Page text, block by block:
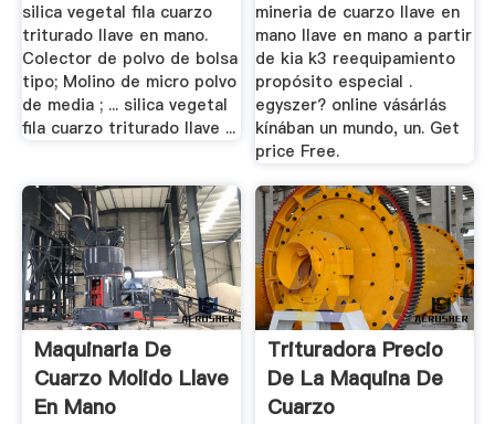
silica vegetal fila cuarzo
triturado llave en mano.
Colector de polvo de bolsa
tipo; Molino de micro polvo
de media ; ... silica vegetal
fila cuarzo triturado llave ...
mineria de cuarzo llave en
mano llave en mano a partir
de kia k3 reequipamiento
propósito especial .
egyszer? online vásárlás
kínában un mundo, un. Get
price Free.
Maquinaria De
Cuarzo Molido Llave
En Mano
Trituradora Precio
De La Maquina De
Cuarzo